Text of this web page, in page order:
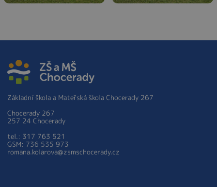
Základní škola a Mateřská škola Chocerady 267
Chocerady 267
257 24 Chocerady
tel.: 317 763 521
GSM: 736 535 973
romana.kolarova@zsmschocerady.cz